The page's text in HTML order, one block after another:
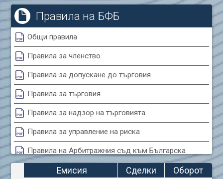
Advanced Micro Devices Inc. (AMD)
Agrana Beteiligungs AG (AGB2)
Air Canada Inc. (ADH2)
Air France (AFR0)
Air Liquide SA (AIL)
Airbus SE (AIR)
Aixtron SE (AIXA)
Algonquin Power & Utilities Corp (751)
Alibaba Group Holding Ltd. (AHLA)
Allianz SE (ALV)
Alphabet Inc. (ABEA)
Alphabet Inc. (ABEC)
Altria Group Inc. (PHM7)
Amazon.com Inc. (AMZ)
Правила на БФБ
Общи правила
Правила за членство
Правила за допускане до търговия
Правила за търговия
Правила за надзор на търговията
Правила за управление на риска
Правила на Арбитражния съд към Българска
фондова борса
Емисия Сделки
Оборот